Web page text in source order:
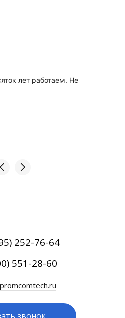
лет работаем. Не
252-76-64
551-28-60